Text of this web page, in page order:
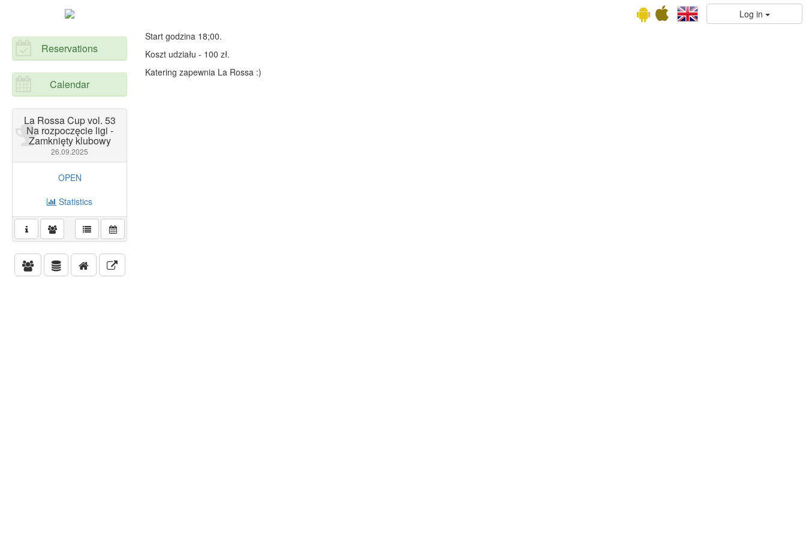
Log in
Reservations
Calendar
La Rossa Cup vol. 53
Na rozpoczęcie ligi -
Zamknięty klubowy
26.09.2025
OPEN
Statistics
Start godzina 18;00.
Koszt udziału - 100 zł.
Katering zapewnia La Rossa :)